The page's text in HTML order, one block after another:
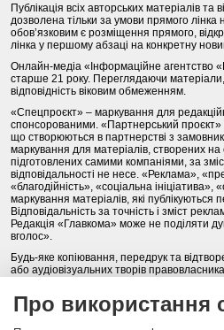
Публікація всіх авторських матеріалів та
дозволена тільки за умови прямого
обов’язковим є розміщення прямого,
лінка у першому абзаці на конкретну
Онлайн-медіа «Інформаційне агентство
старше 21 року. Переглядаючи
відповідність віковим обмеженням.
«Спецпроєкт» – маркування для
спонсорованими. «Партнерський проєкт»
що створюються в партнерстві з
маркування для матеріалів, створених на
підготовлених самими компаніями, за
відповідальності не несе. «Реклама»,
«благодійність», «соціальна
маркування матеріалів, які
Відповідальність за точність і зміст
Редакція «Главкома» може не поділяти
вголос».
Будь-яке копіювання, передрук та
або аудіовізуальних творів
Політика конфіденційності (Privacy
Про використання